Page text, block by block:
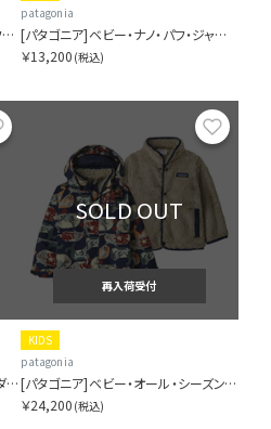
[パタゴニア]ベビー・キルテッド・パフ・ジャケット
patagonia
[パタゴニア]ベビー・ナノ・パフ・ジャケット
￥13,200 (税込)
お気に入り
[パタゴニア]ベビー・リバーシブル・ダウン・セーター・フーディ
SOLD OUT
再入荷受付
KIDS
patagonia
[パタゴニア]ベビー・オール・シーズンズ・スリーインワン・ジャケット
￥24,200 (税込)